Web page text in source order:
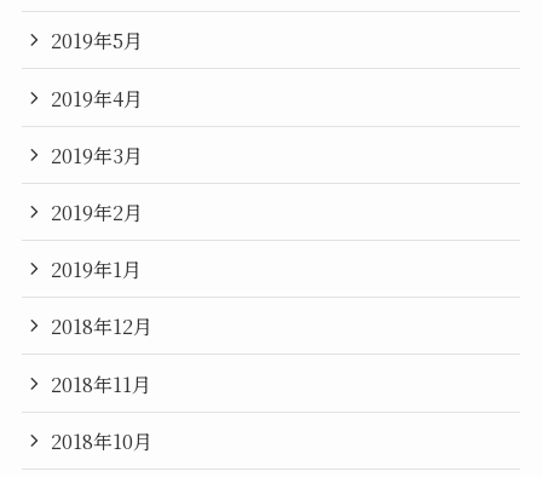
2019年5月
2019年4月
2019年3月
2019年2月
2019年1月
2018年12月
2018年11月
2018年10月